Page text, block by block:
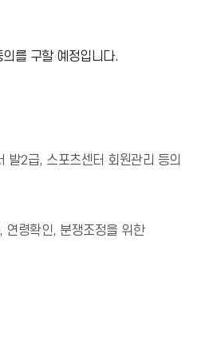
를 구할 예정입니다.
발2급, 스포츠센터 회원관리 등의
연령확인, 분쟁조정을 위한